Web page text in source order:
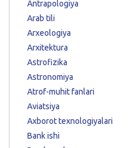
Antrapologiya
Arab tili
Arxeologiya
Arxitektura
Astrofizika
Astronomiya
Atrof-muhit fanlari
Aviatsiya
Axborot texnologiyalari
Bank ishi